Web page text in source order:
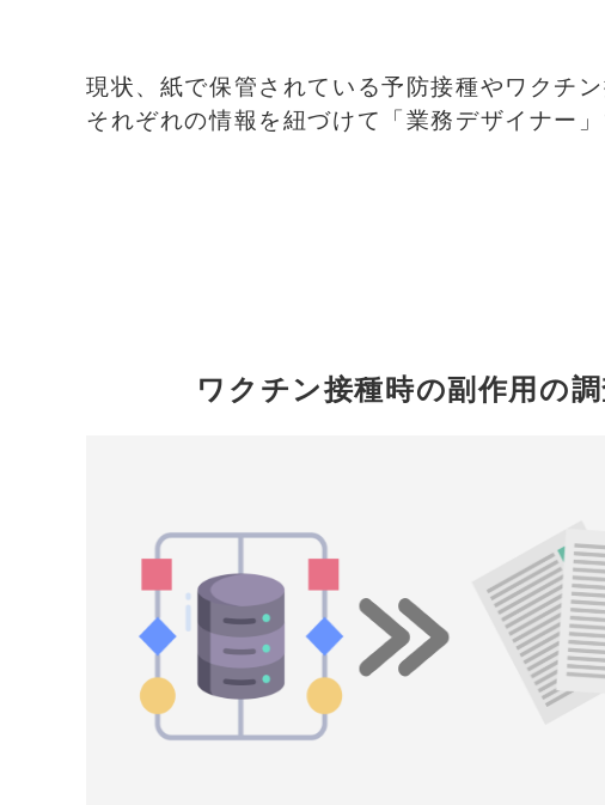
現状、紙で保管されている予防接種やワクチ
それぞれの情報を紐づけて「業務デザイナー
ワクチン接種時の副作用の